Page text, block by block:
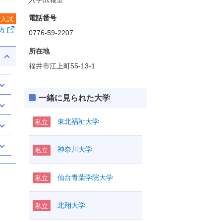
試
電話番号
0776-59-2207
所在地
福井市江上町55-13-1
一緒に見られた大学
私立 東北福祉大学
私立 神奈川大学
私立 仙台青葉学院大学
私立 北翔大学